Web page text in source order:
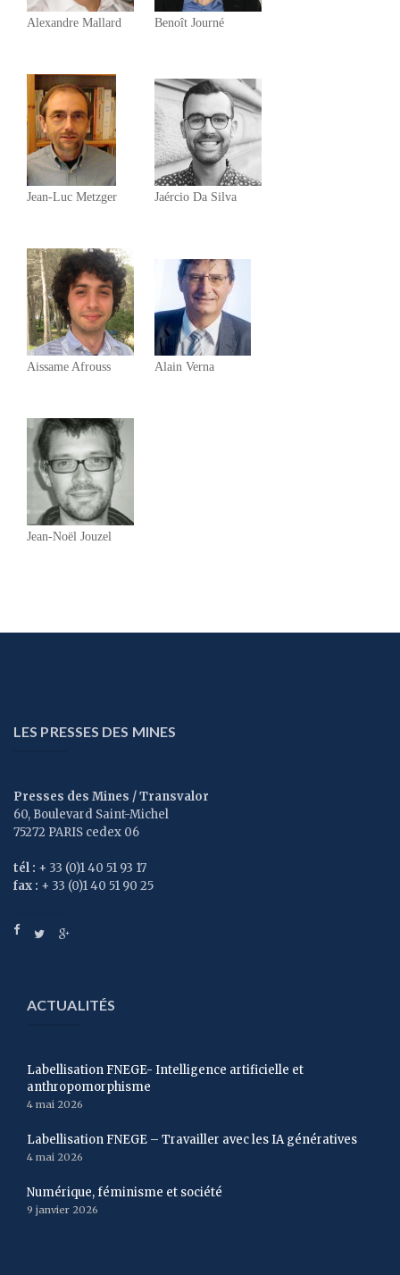
Alexandre Mallard Benoît Journé
Jean-Luc Metzger Jaércio Da Silva
Aissame Afrouss Alain Verna
Jean-Noël Jouzel
LES PRESSES DES MINES
Presses des Mines / Transvalor
60, Boulevard Saint-Michel
75272 PARIS cedex 06
tél : + 33 (0)1 40 51 93 17
fax : + 33 (0)1 40 51 90 25
ACTUALITÉS
Labellisation FNEGE- Intelligence artificielle et
anthropomorphisme
4 mai 2026
Labellisation FNEGE – Travailler avec les IA génératives
4 mai 2026
Numérique, féminisme et société
9 janvier 2026